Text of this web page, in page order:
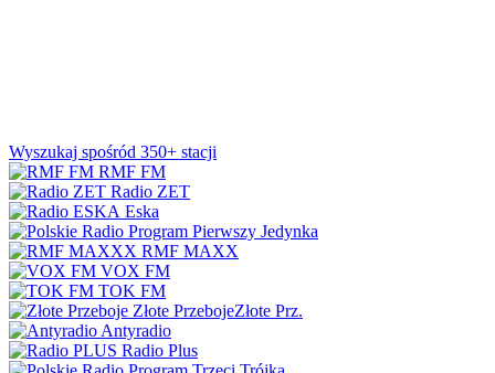
Wyszukaj spośród 350+ stacji
RMF FM
Radio ZET
Eska
Jedynka
RMF MAXX
VOX FM
TOK FM
Złote PrzebojeZłote Prz.
Antyradio
Radio Plus